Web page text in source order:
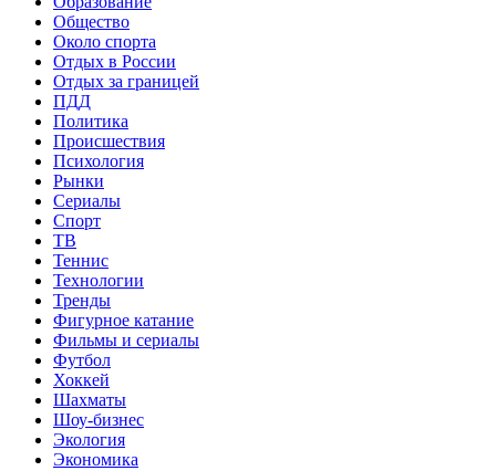
Общество
Около спорта
Отдых в России
Отдых за границей
ПДД
Политика
Происшествия
Психология
Рынки
Сериалы
Спорт
ТВ
Теннис
Технологии
Тренды
Фигурное катание
Фильмы и сериалы
Футбол
Хоккей
Шахматы
Шоу-бизнес
Экология
Экономика